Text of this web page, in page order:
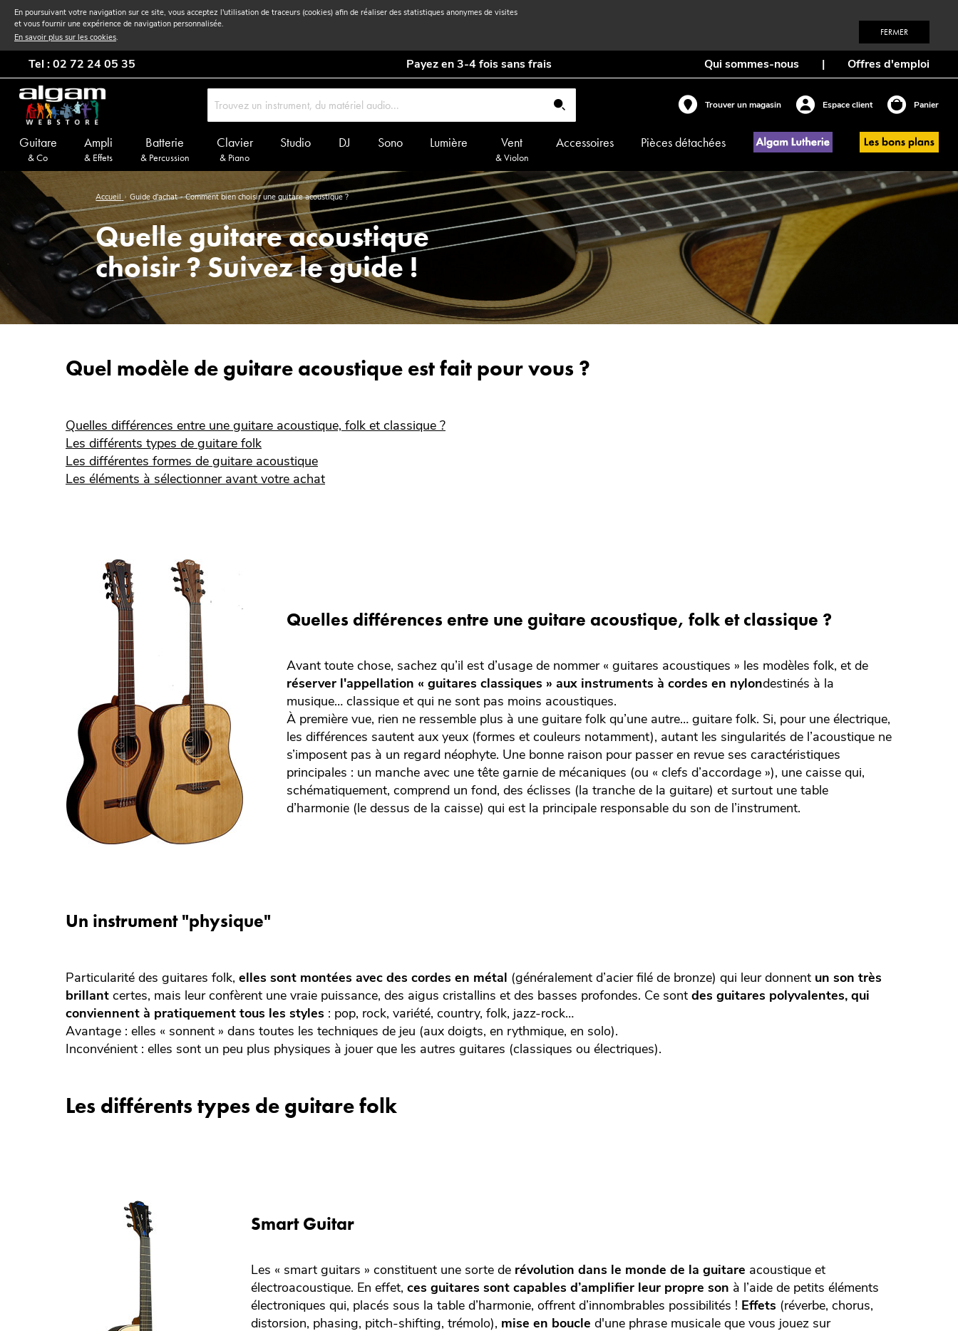
En poursuivant votre navigation sur ce site, vous acceptez l'utilisation de traceurs (cookies) afin de réaliser des statistiques anonymes de visites
et vous fournir une expérience de navigation personnalisée.
En savoir plus sur les cookies. FERMER
Tel : 02 72 24 05 35 Payez en 3-4 fois sans frais Qui sommes-nous | Offres d'emploi
Trouver un magasin Espace client Panier
Guitare
& Co
Ampli
& Effets
Batterie
& Percussion
Clavier
& Piano
Studio DJ Sono Lumière Vent
& Violon
Accessoires Pièces détachées
Accueil Guide d'achat - Comment bien choisir une guitare acoustique ?
Quelle guitare acoustique
choisir ? Suivez le guide !
Quel modèle de guitare acoustique est fait pour vous ?
Quelles différences entre une guitare acoustique, folk et classique ?
Les différents types de guitare folk
Les différentes formes de guitare acoustique
Les éléments à sélectionner avant votre achat
Quelles différences entre une guitare acoustique, folk et classique ?
Avant toute chose, sachez qu’il est d’usage de nommer « guitares acoustiques » les modèles folk, et de
réserver l'appellation « guitares classiques » aux instruments à cordes en nylondestinés à la
musique… classique et qui ne sont pas moins acoustiques.
À première vue, rien ne ressemble plus à une guitare folk qu’une autre… guitare folk. Si, pour une électrique,
les différences sautent aux yeux (formes et couleurs notamment), autant les singularités de l’acoustique ne
s’imposent pas à un regard néophyte. Une bonne raison pour passer en revue ses caractéristiques
principales : un manche avec une tête garnie de mécaniques (ou « clefs d’accordage »), une caisse qui,
schématiquement, comprend un fond, des éclisses (la tranche de la guitare) et surtout une table
d’harmonie (le dessus de la caisse) qui est la principale responsable du son de l’instrument.
Un instrument "physique"
Particularité des guitares folk, elles sont montées avec des cordes en métal (généralement d’acier filé de bronze) qui leur donnent un son très
brillant certes, mais leur confèrent une vraie puissance, des aigus cristallins et des basses profondes. Ce sont des guitares polyvalentes, qui
conviennent à pratiquement tous les styles : pop, rock, variété, country, folk, jazz-rock…
Avantage : elles « sonnent » dans toutes les techniques de jeu (aux doigts, en rythmique, en solo).
Inconvénient : elles sont un peu plus physiques à jouer que les autres guitares (classiques ou électriques).
Les différents types de guitare folk
Smart Guitar
Les « smart guitars » constituent une sorte de révolution dans le monde de la guitare acoustique et
électroacoustique. En effet, ces guitares sont capables d’amplifier leur propre son à l’aide de petits éléments
électroniques qui, placés sous la table d’harmonie, offrent d’innombrables possibilités ! Effets (réverbe, chorus,
distorsion, phasing, pitch-shifting, trémolo), mise en boucle d'une phrase musicale que vous jouez sur